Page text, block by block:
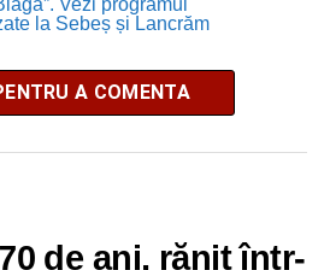
Vezi programul
la Sebeș și Lancrăm
A COMENTA
de ani, rănit într-